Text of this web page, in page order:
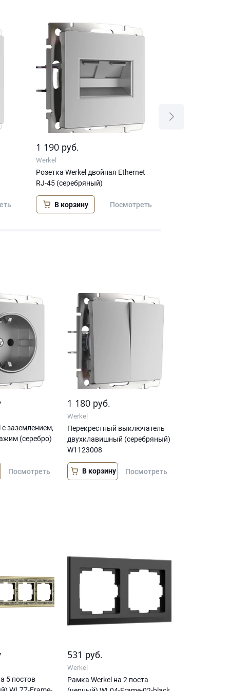
1 190 руб.
Werkel
Розетка Werkel двойная Ethernet
RJ-45 (серебряный)
В корзину Посмотреть
с заземлением,
(серебро)
Посмотреть
1 180 руб.
Werkel
Перекрестный выключатель
двухклавишный (серебряный)
W1123008
В корзину Посмотреть
5 постов
531 руб.
Werkel
Рамка Werkel на 2 поста